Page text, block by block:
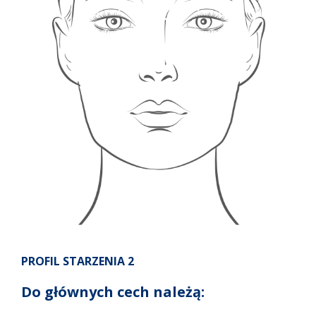
PROFIL STARZENIA 2
Do głównych cech należą: